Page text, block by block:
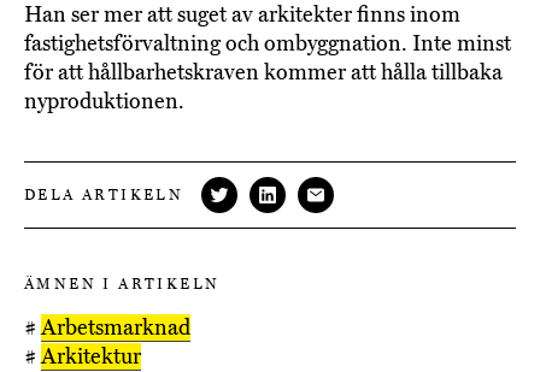
Han ser mer att suget av arkitekter finns inom
fastighetsförvaltning och ombyggnation. Inte minst
för att hållbarhetskraven kommer att hålla tillbaka
nyproduktionen.
DELA ARTIKELN
ÄMNEN I ARTIKELN
#Arbetsmarknad
#Arkitektur